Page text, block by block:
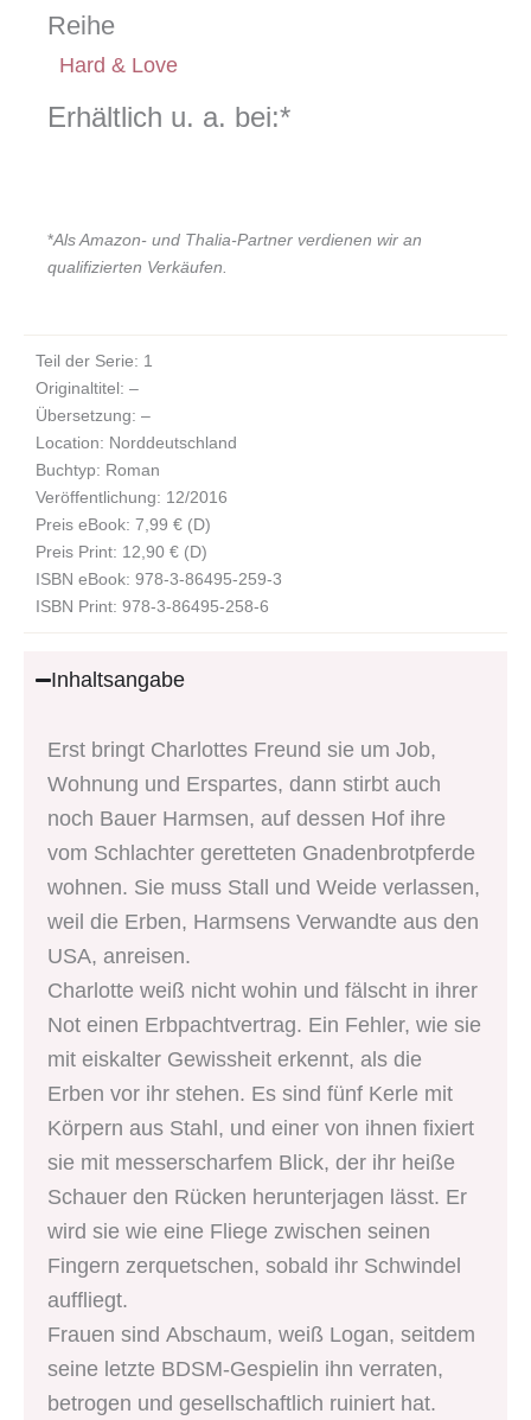
Reihe
Hard & Love
Erhältlich u. a. bei:*
*Als Amazon- und Thalia-Partner verdienen wir an
qualifizierten Verkäufen.
Teil der Serie: 1
Originaltitel: –
Übersetzung: –
Location: Norddeutschland
Buchtyp: Roman
Veröffentlichung: 12/2016
Preis eBook: 7,99 € (D)
Preis Print: 12,90 € (D)
ISBN eBook: 978-3-86495-259-3
ISBN Print: 978-3-86495-258-6
Inhaltsangabe
Erst bringt Charlottes Freund sie um Job,
Wohnung und Erspartes, dann stirbt auch
noch Bauer Harmsen, auf dessen Hof ihre
vom Schlachter geretteten Gnadenbrotpferde
wohnen. Sie muss Stall und Weide verlassen,
weil die Erben, Harmsens Verwandte aus den
USA, anreisen.
Charlotte weiß nicht wohin und fälscht in ihrer
Not einen Erbpachtvertrag. Ein Fehler, wie sie
mit eiskalter Gewissheit erkennt, als die
Erben vor ihr stehen. Es sind fünf Kerle mit
Körpern aus Stahl, und einer von ihnen fixiert
sie mit messerscharfem Blick, der ihr heiße
Schauer den Rücken herunterjagen lässt. Er
wird sie wie eine Fliege zwischen seinen
Fingern zerquetschen, sobald ihr Schwindel
auffliegt.
Frauen sind Abschaum, weiß Logan, seitdem
seine letzte BDSM-Gespielin ihn verraten,
betrogen und gesellschaftlich ruiniert hat.